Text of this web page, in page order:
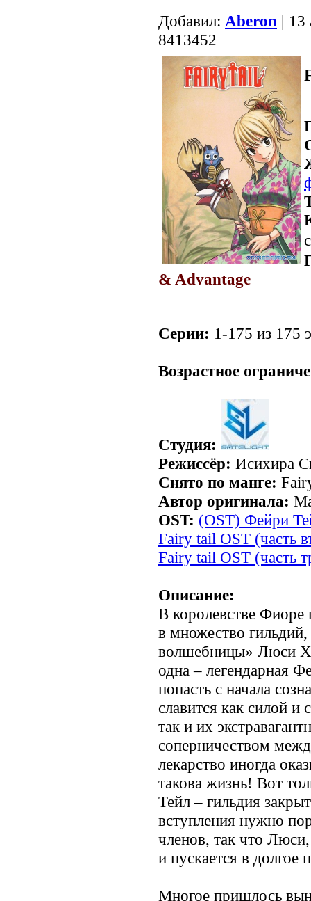
Добавил: Aberon | 13
8413452
& Advantage
Серии: 1-175 из 175
Возрастное
Студия:
Режиссёр: Исихира
Снято по манге:
Автор оригинала:
OST: (OST) Фейри
Fairy tail OST (часть
Fairy tail OST (часть
Описание:
В королевстве Фиоре
в множество
волшебницы» Люси
одна – легендарная
попасть с начала
славится как силой и
так и их
соперничеством
лекарство иногда
такова жизнь! Вот
Тейл – гильдия
вступления нужно
членов, так что
и пускается в долгое
Многое пришлось